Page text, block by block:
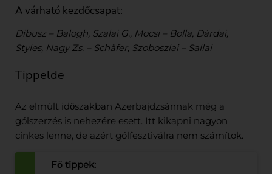
A várható kezdőcsapat:
Dibusz – Balogh, Szalai G., Mocsi – Bolla, Dárdai,
Styles, Nagy Zs. – Schäfer, Szoboszlai – Sallai
Tippelde
Az elmúlt időszakban Azerbajdzsánnak még a
gólszerzés is nehezére esett. Itt kikapni nagyon
cinkes lenne, de azért gólfesztiválra nem számítok.
Fő tippek: